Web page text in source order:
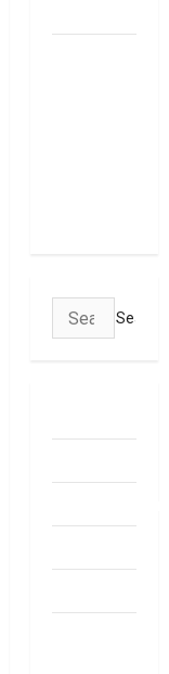
Search
for: